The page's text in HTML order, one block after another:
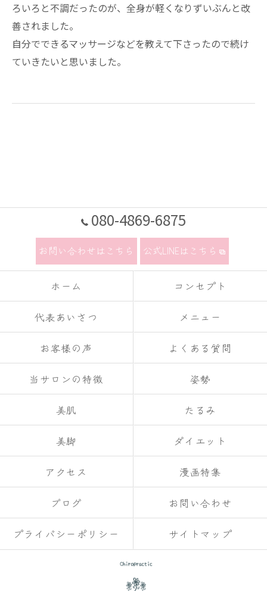
ろいろと不調だったのが、全身が軽くなりずいぶんと改
善されました。
自分でできるマッサージなどを教えて下さったので続け
ていきたいと思いました。
080-4869-6875
お問い合わせはこちら 公式LINEはこちら
ホーム コンセプト
代表あいさつ メニュー
お客様の声 よくある質問
当サロンの特徴 姿勢
美肌 たるみ
美脚 ダイエット
アクセス 漫画特集
ブログ お問い合わせ
プライバシーポリシー サイトマップ